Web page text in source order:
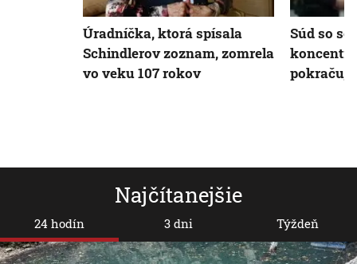
Najčítanejšie
24 hodín 3 dni Týždeň
Úradníčka, ktorá spísala
Schindlerov zoznam, zomrela
vo veku 107 rokov
Súd so
pokračuje